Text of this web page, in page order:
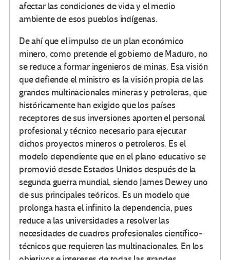
afectar las condiciones de vida y el medio
ambiente de esos pueblos indígenas.
De ahí que el impulso de un plan económico
minero, como pretende el gobierno de Maduro, no
se reduce a formar ingenieros de minas. Esa visión
que defiende el ministro es la visión propia de las
grandes multinacionales mineras y petroleras, que
históricamente han exigido que los países
receptores de sus inversiones aporten el personal
profesional y técnico necesario para ejecutar
dichos proyectos mineros o petroleros. Es el
modelo dependiente que en el plano educativo se
promovió desde Estados Unidos después de la
segunda guerra mundial, siendo James Dewey uno
de sus principales teóricos. Es un modelo que
prolonga hasta el infinito la dependencia, pues
reduce a las universidades a resolver las
necesidades de cuadros profesionales científico-
técnicos que requieren las multinacionales. En los